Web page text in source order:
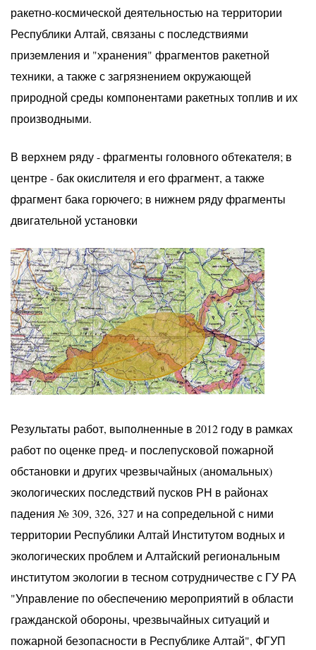
ракетно-космической деятельностью на территории
Республики Алтай, связаны с последствиями
приземления и "хранения" фрагментов ракетной
техники, а также с загрязнением окружающей
природной среды компонентами ракетных топлив и их
производными.
В верхнем ряду - фрагменты головного обтекателя; в
центре - бак окислителя и его фрагмент, а также
фрагмент бака горючего; в нижнем ряду фрагменты
двигательной установки
Результаты работ, выполненные в 2012 году в рамках
работ по оценке пред- и послепусковой пожарной
обстановки и других чрезвычайных (аномальных)
экологических последствий пусков РН в районах
падения № 309, 326, 327 и на сопредельной с ними
территории Республики Алтай Институтом водных и
экологических проблем и Алтайский региональным
институтом экологии в тесном сотрудничестве с ГУ РА
"Управление по обеспечению мероприятий в области
гражданской обороны, чрезвычайных ситуаций и
пожарной безопасности в Республике Алтай", ФГУП